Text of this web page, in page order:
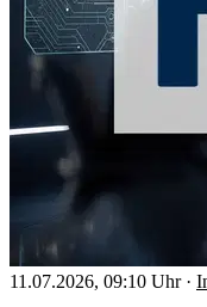
11.07.2026, 09:10 Uhr ·